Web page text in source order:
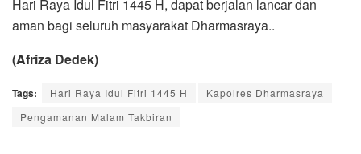
Hari Raya Idul Fitri 1445 H, dapat berjalan lancar dan
aman bagi seluruh masyarakat Dharmasraya..
(Afriza Dedek)
Tags: Hari Raya Idul Fitri 1445 H
Kapolres Dharmasraya
Pengamanan Malam Takbiran